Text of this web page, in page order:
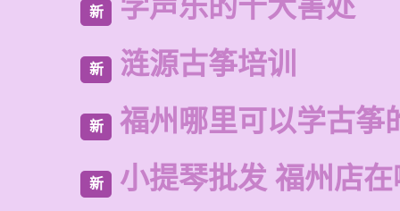
新 学声乐的十大害处
新 涟源古筝培训
新 福州哪里可以学古筝
新 小提琴批发 福州店